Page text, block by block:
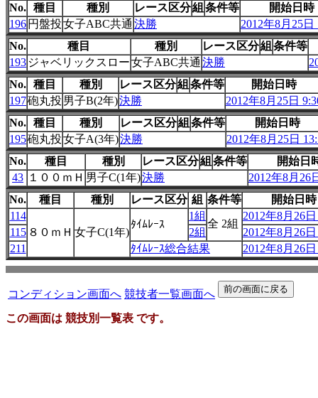
No. 種目 種別 レース区分組 条件等
開始日時
196 円盤投女子ABC共通 決勝
2012年8月25日
No.
種目 種別 レース区分組 条件等
193 ジャベリックスロー女子ABC共通 決勝
No. 種目 種別 レース区分組 条件等
開始日時
197砲丸投 男子B(2年)決勝
2012年8月25日
No. 種目 種別 レース区分組 条件等
開始日時
195砲丸投女子A(3年)決勝
2012年8月25日
No.
種目 種別 レース区分組 条件等
開始日
43 １００ｍＨ 男子C(1年)決勝
2012年8月26
No.
種目 種別 レース区分 組 条件等
開始日時
114
８０ｍＨ 女子C(1年)
ﾀｲﾑﾚｰｽ
1組
全 2組
2012年8月26
115
2組
2012年8月26
211
ﾀｲﾑﾚｰｽ総合結果 2012年8月26
コンディション画面へ 競技者一覧画面へ
この画面は 競技別一覧表 です。